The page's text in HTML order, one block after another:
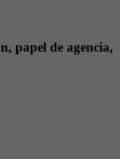
papel de agencia,